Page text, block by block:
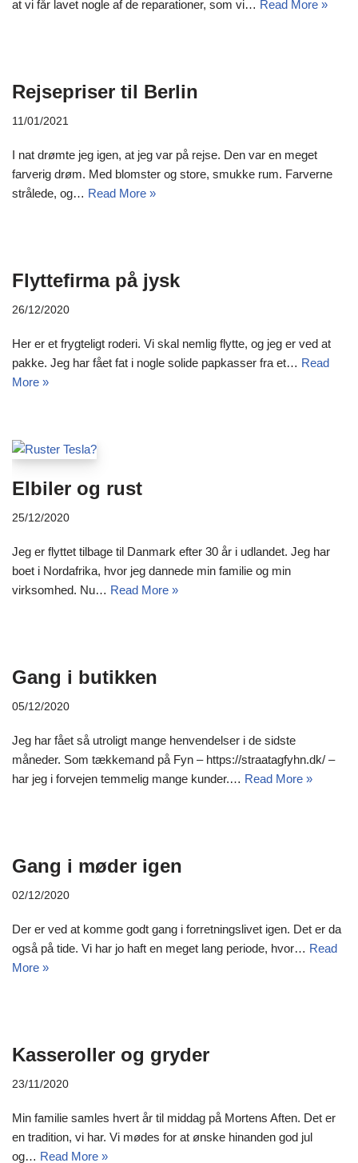
at vi får lavet nogle af de reparationer, som vi… Read More »
Rejsepriser til Berlin
11/01/2021
I nat drømte jeg igen, at jeg var på rejse. Den var en meget
farverig drøm. Med blomster og store, smukke rum. Farverne
strålede, og… Read More »
Flyttefirma på jysk
26/12/2020
Her er et frygteligt roderi. Vi skal nemlig flytte, og jeg er ved at
pakke. Jeg har fået fat i nogle solide papkasser fra et… Read
More »
Elbiler og rust
25/12/2020
Jeg er flyttet tilbage til Danmark efter 30 år i udlandet. Jeg har
boet i Nordafrika, hvor jeg dannede min familie og min
virksomhed. Nu… Read More »
Gang i butikken
05/12/2020
Jeg har fået så utroligt mange henvendelser i de sidste
måneder. Som tækkemand på Fyn – https://straatagfyhn.dk/ –
har jeg i forvejen temmelig mange kunder.… Read More »
Gang i møder igen
02/12/2020
Der er ved at komme godt gang i forretningslivet igen. Det er da
også på tide. Vi har jo haft en meget lang periode, hvor… Read
More »
Kasseroller og gryder
23/11/2020
Min familie samles hvert år til middag på Mortens Aften. Det er
en tradition, vi har. Vi mødes for at ønske hinanden god jul
og… Read More »